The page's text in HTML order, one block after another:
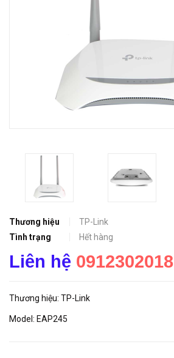
Thương hiệu
TP-Link
Tình trạng
Hết hàng
Liên hệ 0912302018
Thương hiệu: TP-Link
Model: EAP245